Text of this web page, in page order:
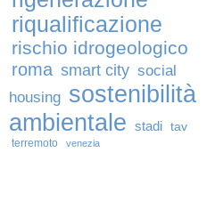
riqualificazione
rischio idrogeologico
roma smart city social
housing sostenibilità
ambientale stadi tav
terremoto venezia